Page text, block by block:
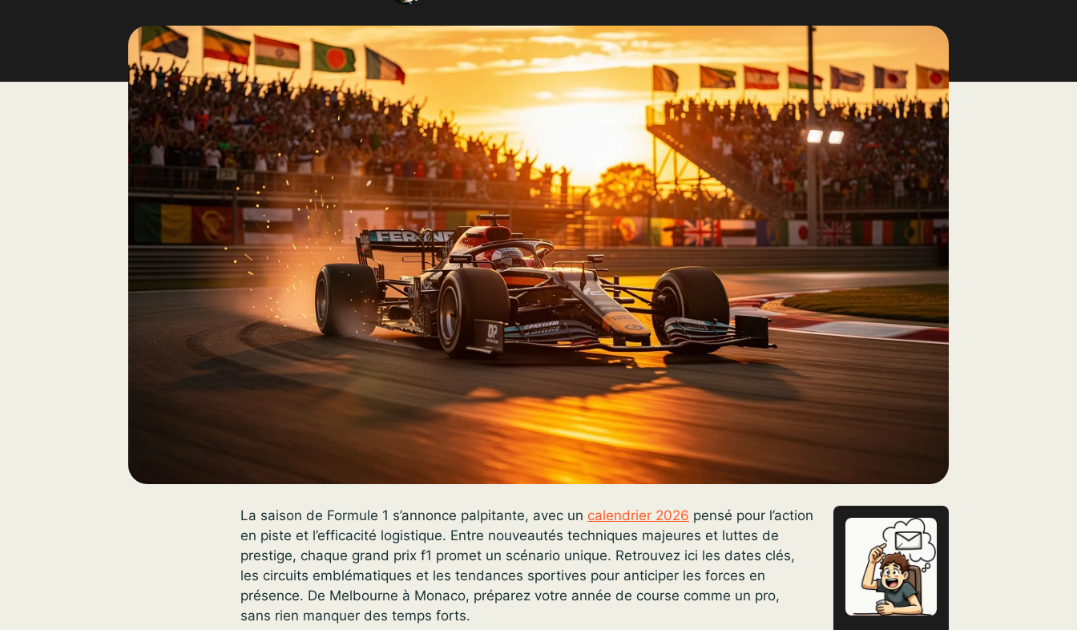
La saison de Formule 1 s’annonce palpitante, avec un calendrier 2026 pensé pour l’action
en piste et l’efficacité logistique. Entre nouveautés techniques majeures et luttes de
prestige, chaque grand prix f1 promet un scénario unique. Retrouvez ici les dates clés,
les circuits emblématiques et les tendances sportives pour anticiper les forces en
présence. De Melbourne à Monaco, préparez votre année de course comme un pro,
sans rien manquer des temps forts.